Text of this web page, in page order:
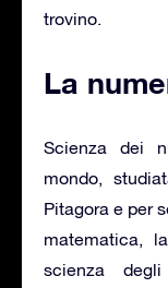
trovino.
La
Scienza dei
mondo,
Pitagora e per
matematica,
scienza